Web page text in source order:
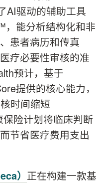
AI驱动的辅助工具
能分析结构化和非
患者病历和传真
疗必要性审核的准
预计，基于
提供的核心能力，
时间缩短
险计划将临床判断
节省医疗费用支出
） 正在构建一款基